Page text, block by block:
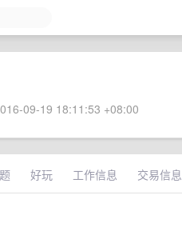
09-19 18:11:53 +08:00
好玩 工作信息 交易信息